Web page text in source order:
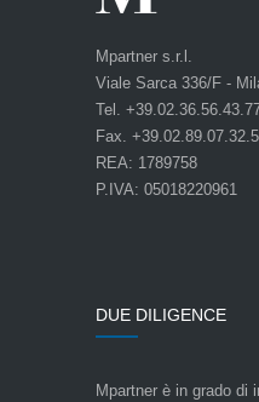
Mpartner s.r.l.
Viale Sarca 336/F -
Tel.
Fax.
REA: 1789758
P.IVA: 05018220961
DUE DILIGENCE
Mpartner è in grado di